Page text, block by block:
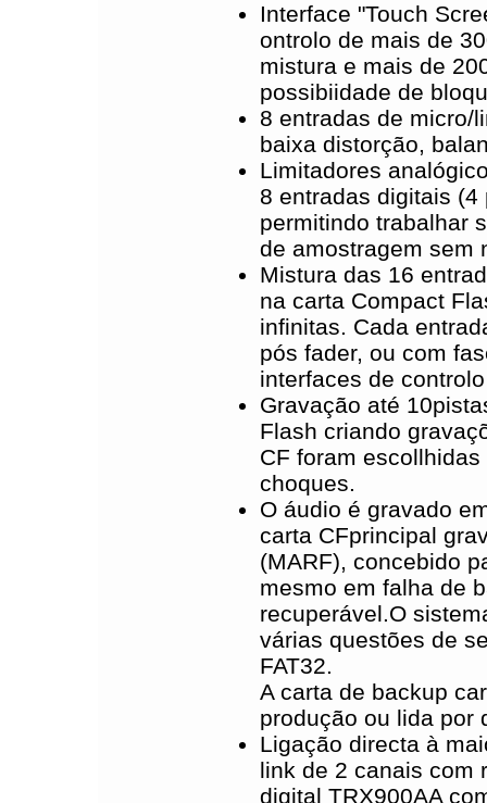
Interface "Touch
ontrolo de mais de
mistura e mais de
possibiidade de
8 entradas de micro/
baixa distorção,
Limitadores
8 entradas digitais
permitindo trabalhar
de amostragem sem
Mistura das 16
na carta Compact
infinitas. Cada
pós fader, ou com
interfaces de
Gravação até
Flash criando
CF foram
choques.
O áudio é gravado
carta CFprincipal
(MARF), concebido
mesmo em falha de
recuperável.O
várias questões de
FAT32.
A carta de backup
produção ou lida por
Ligação directa à
link de 2 canais com
digital TRX900AA